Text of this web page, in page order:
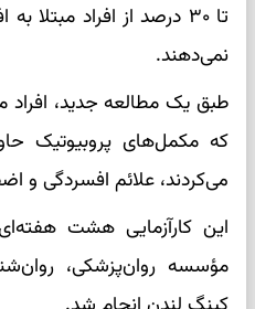
تا ۳۰ درصد از افراد
نمی‌دهند.
طبق یک مطالعه جدید، افراد
می‌کردند، علائم افسردگی و
این کارآزمایی هشت
مؤسسه روان‌پزشکی،